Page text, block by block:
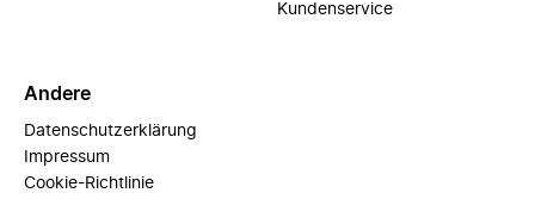
Kundenservice
Andere
Datenschutzerklärung
Impressum
Cookie-Richtlinie